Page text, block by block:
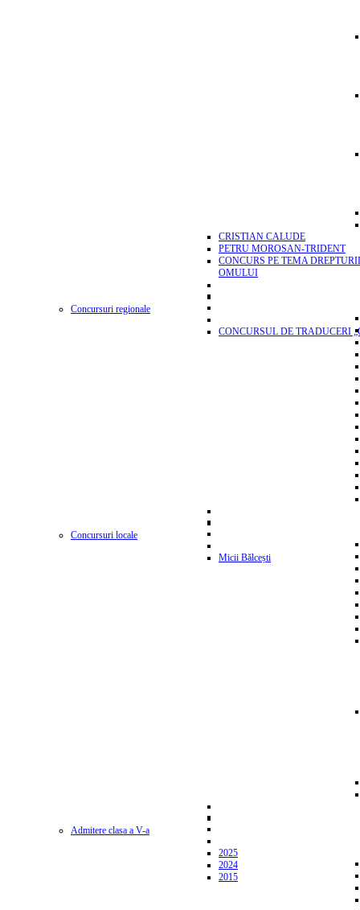
CRISTIAN CALUDE
PETRU MOROSAN-TRIDENT
CONCURS PE TEMA
OMULUI
Concursuri regionale
CONCURSUL DE TRADUCERI
Concursuri locale
Micii Bălcești
Admitere clasa a V-a
2025
2024
2015